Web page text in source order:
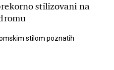
stilizovani na
stilom poznatih